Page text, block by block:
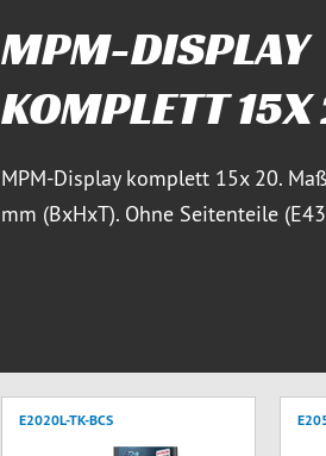
MPM-DISPLAY
KOMPLETT
MPM-Display komplett 15x 20.
mm (BxHxT). Ohne Seitenteile
E2020L-TK-BCS